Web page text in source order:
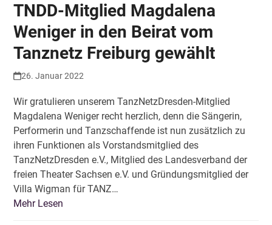
TNDD-Mitglied Magdalena
Weniger in den Beirat vom
Tanznetz Freiburg gewählt
26. Januar 2022
Wir gratulieren unserem TanzNetzDresden-Mitglied
Magdalena Weniger recht herzlich, denn die Sängerin,
Performerin und Tanzschaffende ist nun zusätzlich zu
ihren Funktionen als Vorstandsmitglied des
TanzNetzDresden e.V., Mitglied des Landesverband der
freien Theater Sachsen e.V. und Gründungsmitglied der
Villa Wigman für TANZ…
Mehr Lesen